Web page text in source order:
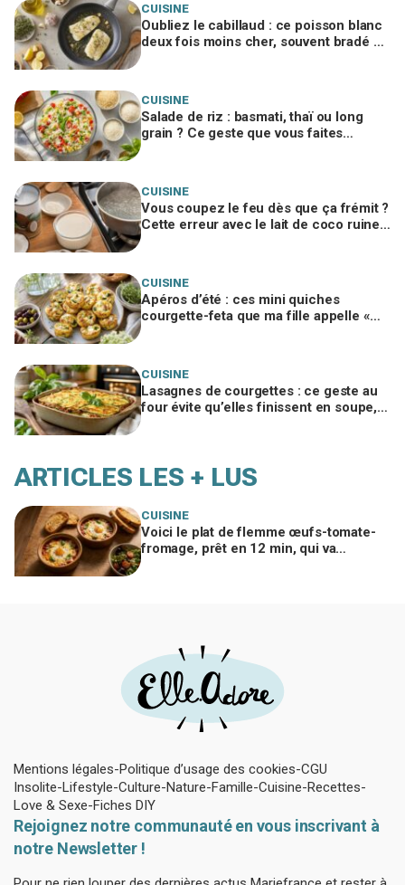
CUISINE
Oubliez le cabillaud : ce poisson blanc
deux fois moins cher, souvent bradé en
CUISINE
Salade de riz : basmati, thaï ou long
grain ? Ce geste que vous faites
CUISINE
Vous coupez le feu dès que ça frémit ?
Cette erreur avec le lait de coco ruine
CUISINE
Apéros d’été : ces mini quiches
courgette-feta que ma fille appelle «
CUISINE
Lasagnes de courgettes : ce geste au
four évite qu’elles finissent en soupe,
ARTICLES LES + LUS
CUISINE
Voici le plat de flemme œufs-tomate-
fromage, prêt en 12 min, qui va
Mentions légales Politique d’usage des cookies CGU
Insolite Lifestyle Culture Nature Famille Cuisine Recettes
Love & Sexe Fiches DIY
Rejoignez notre communauté en vous inscrivant à
notre Newsletter !